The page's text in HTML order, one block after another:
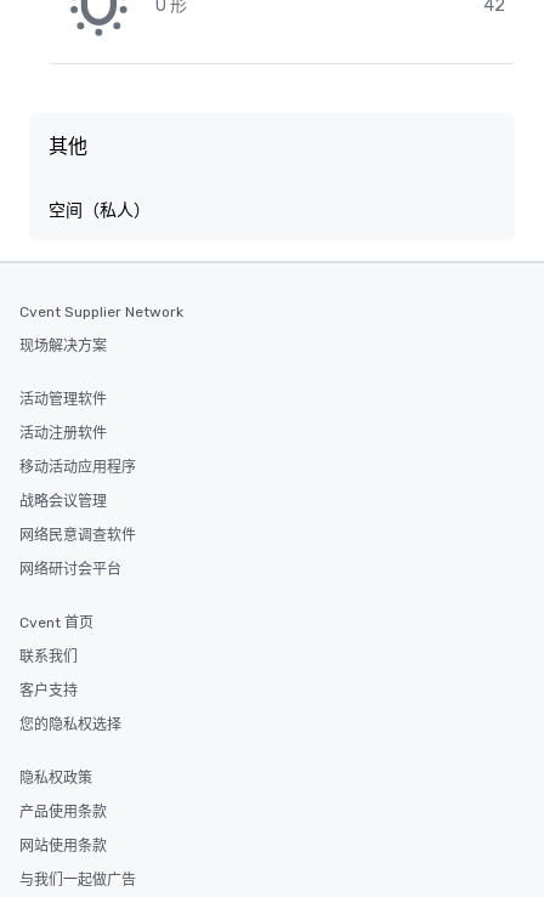
U 形 42
其他
空间（私人）
Cvent Supplier Network
现场解决方案
活动管理软件
活动注册软件
移动活动应用程序
战略会议管理
网络民意调查软件
网络研讨会平台
Cvent 首页
联系我们
客户支持
您的隐私权选择
隐私权政策
产品使用条款
网站使用条款
与我们一起做广告